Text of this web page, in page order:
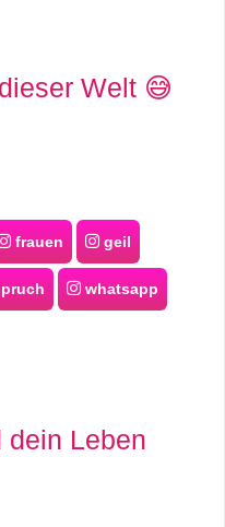
Welt 😅
frauen geil
whatsapp
dein Leben